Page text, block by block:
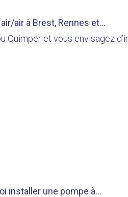
air à Brest, Rennes et...
Quimper et vous envisagez
installer une pompe à...